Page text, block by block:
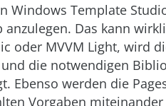
Windows Template
anzulegen. Das kann
oder MVVM Light, wird
die notwendigen
Ebenso werden die
Vorgaben